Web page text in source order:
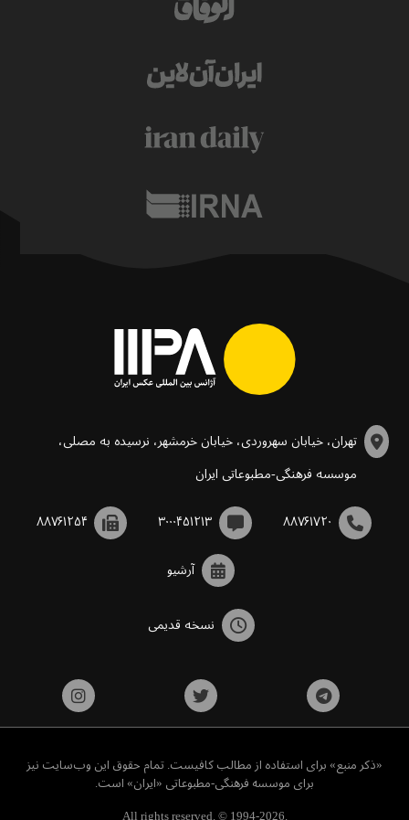
تهران، خیابان سهروردی، خیابان خرمشهر، نرسیده به مصلی،
موسسه فرهنگی-مطبوعاتی ایران
۸۸۷۶۱۷۲۰ ۳۰۰۰۴۵۱۲۱۳ ۸۸۷۶۱۲۵۴
آرشیو
نسخه قدیمی
«ذکر منبع» برای استفاده از مطالب کافیست. تمام حقوق این وب‌سایت نیز
برای موسسه فرهنگی-مطبوعاتی «ایران» است.